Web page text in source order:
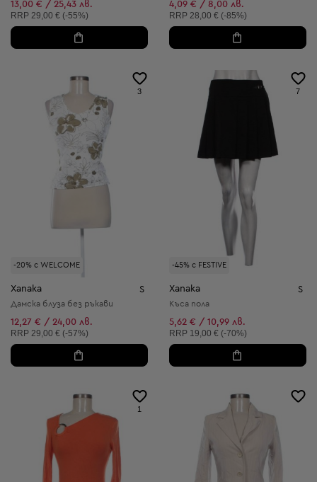
13,00 € / 25,43 лв.
Препоръчителна цена:
RRP 29,00 € (-55%)
4,09 € / 8,00 лв.
Препоръчителна цена:
RRP 28,00 € (-85%)
-20% с WELCOME
3
Xanaka S
Дамска блуза без ръкави
12,27 € / 24,00 лв.
Препоръчителна цена:
RRP 29,00 € (-57%)
-45% с FESTIVE
7
Xanaka S
Къса пола
5,62 € / 10,99 лв.
Препоръчителна цена:
RRP 19,00 € (-70%)
1